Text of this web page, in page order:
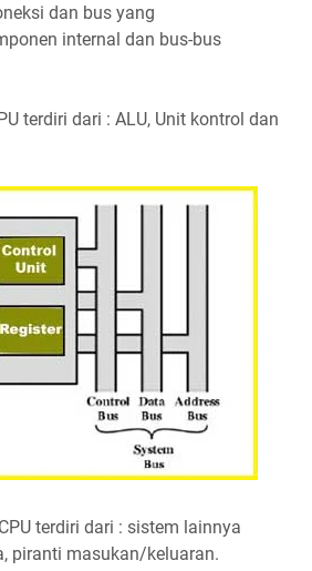
dan bus yang
internal dan bus-bus
terdiri dari : ALU, Unit kontrol dan
terdiri dari : sistem lainnya
piranti masukan/keluaran.